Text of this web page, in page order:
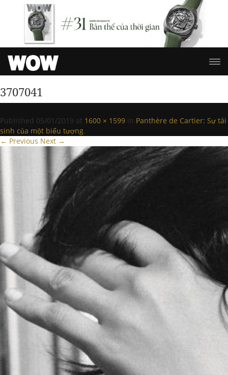
3707041
Published 05/01/2019 at 1600 × 1599 in Panthère de Cartier: Sự tái
sinh của một biểu tượng.
← Previous Next →